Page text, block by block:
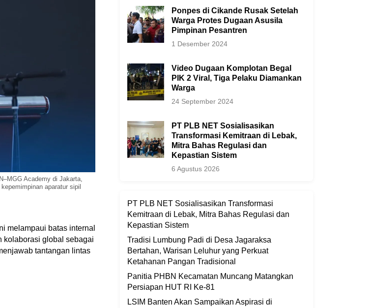
Academy di Jakarta,
aparatur sipil
melampaui batas internal
kolaborasi global sebagai
tantangan lintas
Ponpes di Cikande Rusak Setelah
Warga Protes Dugaan Asusila
Pimpinan Pesantren
1 Desember 2024
Video Dugaan Komplotan Begal
PIK 2 Viral, Tiga Pelaku Diamankan
Warga
24 September 2024
PT PLB NET Sosialisasikan
Transformasi Kemitraan di Lebak,
Mitra Bahas Regulasi dan
Kepastian Sistem
6 Agustus 2026
PT PLB NET Sosialisasikan Transformasi
Kemitraan di Lebak, Mitra Bahas Regulasi dan
Kepastian Sistem
Tradisi Lumbung Padi di Desa Jagaraksa
Bertahan, Warisan Leluhur yang Perkuat
Ketahanan Pangan Tradisional
Panitia PHBN Kecamatan Muncang Matangkan
Persiapan HUT RI Ke-81
LSIM Banten Akan Sampaikan Aspirasi di